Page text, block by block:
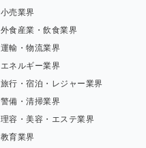
小売業界
外食産業・飲食業界
運輸・物流業界
エネルギー業界
旅行・宿泊・レジャー業界
警備・清掃業界
理容・美容・エステ業界
教育業界